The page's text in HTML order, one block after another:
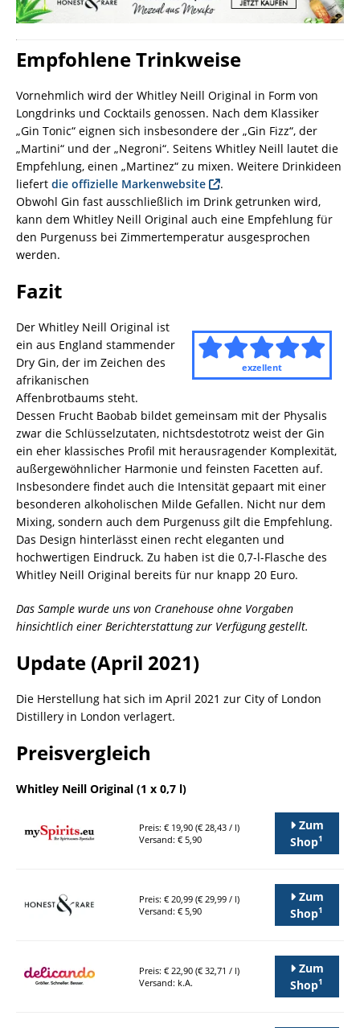
Empfohlene Trinkweise
Vornehmlich wird der Whitley Neill Original in Form von
Longdrinks und Cocktails genossen. Nach dem Klassiker
„Gin Tonic“ eignen sich insbesondere der „Gin Fizz“, der
„Martini“ und der „Negroni“. Seitens Whitley Neill lautet die
Empfehlung, einen „Martinez“ zu mixen. Weitere Drinkideen
liefert die offizielle Markenwebsite
.
Obwohl Gin fast ausschließlich im Drink getrunken wird,
kann dem Whitley Neill Original auch eine Empfehlung für
den Purgenuss bei Zimmertemperatur ausgesprochen
werden.
Fazit
exzellent
Der Whitley Neill Original ist
ein aus England stammender
Dry Gin, der im Zeichen des
afrikanischen
Affenbrotbaums steht.
Dessen Frucht Baobab bildet gemeinsam mit der Physalis
zwar die Schlüsselzutaten, nichtsdestotrotz weist der Gin
ein eher klassisches Profil mit herausragender Komplexität,
außergewöhnlicher Harmonie und feinsten Facetten auf.
Insbesondere findet auch die Intensität gepaart mit einer
besonderen alkoholischen Milde Gefallen. Nicht nur dem
Mixing, sondern auch dem Purgenuss gilt die Empfehlung.
Das Design hinterlässt einen recht eleganten und
hochwertigen Eindruck. Zu haben ist die 0,7-l-Flasche des
Whitley Neill Original bereits für nur knapp 20 Euro.
Das Sample wurde uns von Cranehouse ohne Vorgaben
hinsichtlich einer Berichterstattung zur Verfügung gestellt.
Update (April 2021)
Die Herstellung hat sich im April 2021 zur City of London
Distillery in London verlagert.
Preisvergleich
Whitley Neill Original (1 x 0,7 l)
Preis: € 19,90 (€ 28,43 / l)
Versand: € 5,90
Zum
Shop1
Preis: € 20,99 (€ 29,99 / l)
Versand: € 5,90
Zum
Shop1
Preis: € 22,90 (€ 32,71 / l)
Versand: k.A.
Zum
Shop1